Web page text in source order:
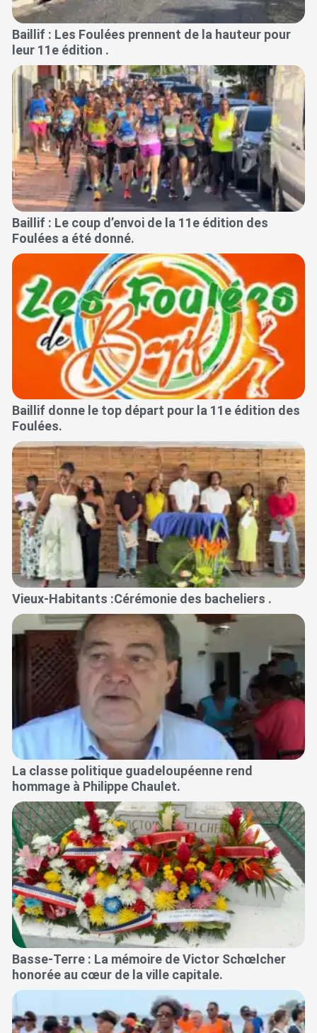
Baillif : Les Foulées prennent de la hauteur pour
leur 11e édition .
Baillif : Le coup d’envoi de la 11e édition des
Foulées a été donné.
Baillif donne le top départ pour la 11e édition des
Foulées.
Vieux-Habitants :Cérémonie des bacheliers .
La classe politique guadeloupéenne rend
hommage à Philippe Chaulet.
Basse-Terre : La mémoire de Victor Schœlcher
honorée au cœur de la ville capitale.